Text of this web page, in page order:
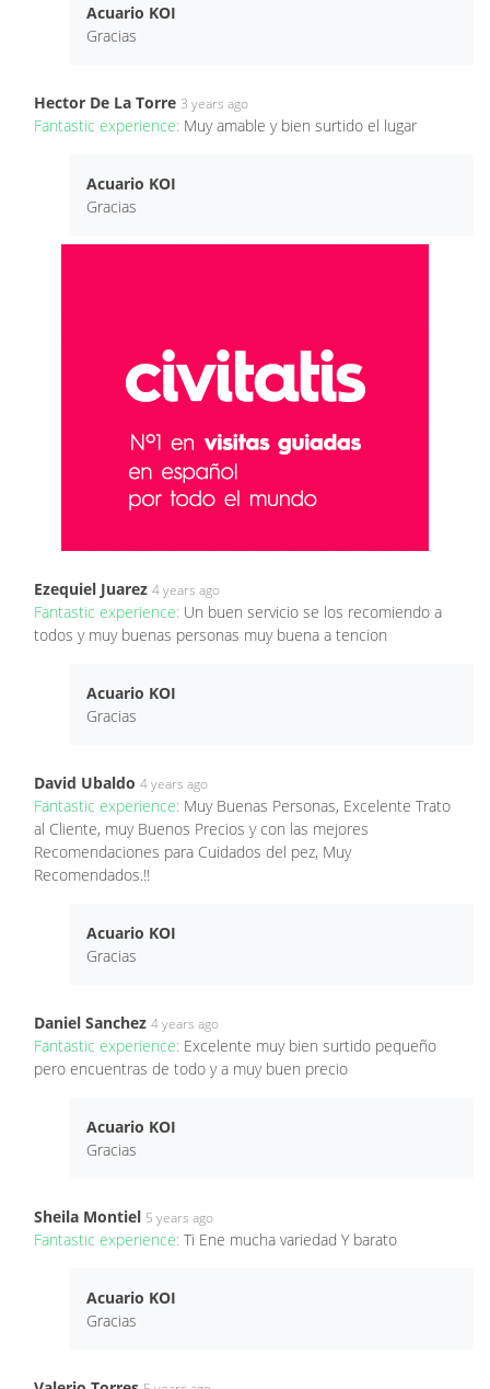
Acuario KOI
Gracias
Hector De La Torre 3 years ago
Fantastic experience: Muy amable y bien surtido el lugar
Acuario KOI
Gracias
Ezequiel Juarez 4 years ago
Fantastic experience: Un buen servicio se los recomiendo a
todos y muy buenas personas muy buena a tencion
Acuario KOI
Gracias
David Ubaldo 4 years ago
Fantastic experience: Muy Buenas Personas, Excelente Trato
al Cliente, muy Buenos Precios y con las mejores
Recomendaciones para Cuidados del pez, Muy
Recomendados.!!
Acuario KOI
Gracias
Daniel Sanchez 4 years ago
Fantastic experience: Excelente muy bien surtido pequeño
pero encuentras de todo y a muy buen precio
Acuario KOI
Gracias
Sheila Montiel 5 years ago
Fantastic experience: Ti Ene mucha variedad Y barato
Acuario KOI
Gracias